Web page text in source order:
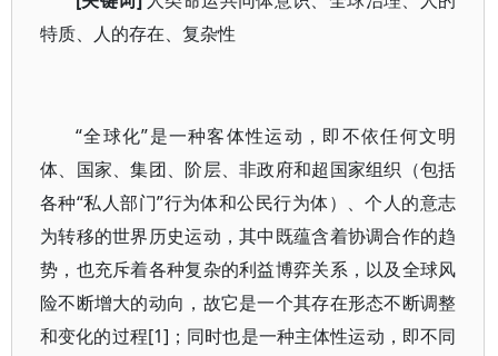
特质、人的存在、复杂性
“全球化”是一种客体性运动，即不依任何文明
体、国家、集团、阶层、非政府和超国家组织（包括
各种“私人部门”行为体和公民行为体）、个人的意志
为转移的世界历史运动，其中既蕴含着协调合作的趋
势，也充斥着各种复杂的利益博弈关系，以及全球风
险不断增大的动向，故它是一个其存在形态不断调整
和变化的过程[1]；同时也是一种主体性运动，即不同